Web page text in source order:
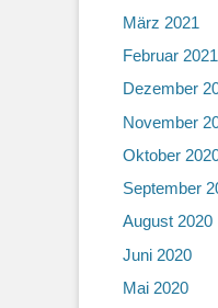
März 2021
Februar 2021
Dezember
November
Oktober
September
August 2020
Juni 2020
Mai 2020